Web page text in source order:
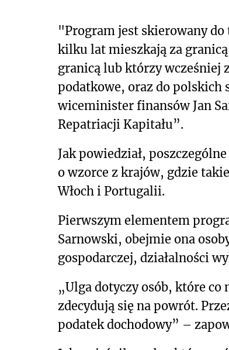
"Program jest skierowany
kilku lat mieszkają za
granicą lub którzy wcześniej
podatkowe, oraz do
wiceminister finansów Jan
Repatriacji Kapitału”.
Jak powiedział,
o wzorce z krajów, gdzie
Włoch i Portugalii.
Pierwszym elementem
Sarnowski, obejmie ona
gospodarczej, działalności
„Ulga dotyczy osób, które co
zdecydują się na powrót.
podatek dochodowy” –